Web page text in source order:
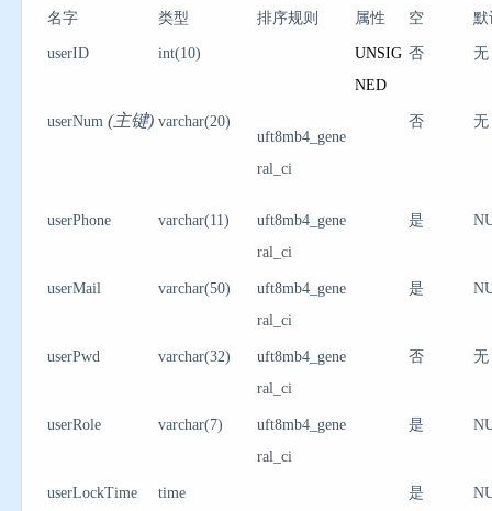
名字
类型 排序规则 属性 空 默
userID int(10)
UNSIG
NED
否 无
userNum (主键) varchar(20)
uft8mb4_gene
ral_ci
否 无
userPhone varchar(11)
uft8mb4_gene
ral_ci
是
userMail varchar(50)
uft8mb4_gene
ral_ci
是
userPwd varchar(32)
uft8mb4_gene
ral_ci
否 无
userRole varchar(7)
uft8mb4_gene
ral_ci
是
userLockTime time 是